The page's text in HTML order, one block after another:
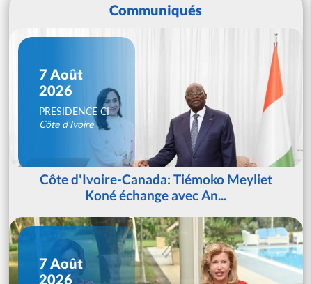
Communiqués
7 Août
2026
PRESIDENCE CI
Côte d'Ivoire
Côte d'Ivoire-Canada: Tiémoko Meyliet
Koné échange avec An...
7 Août
2026